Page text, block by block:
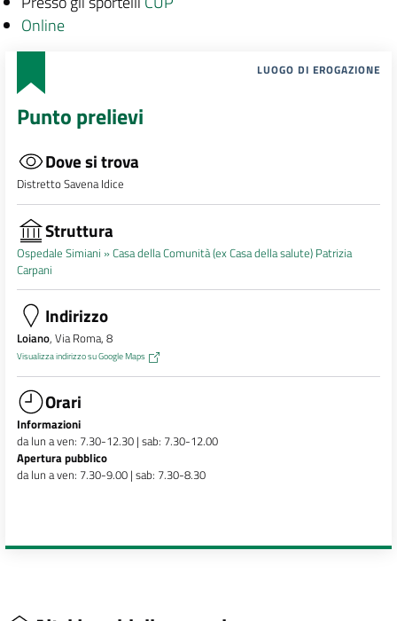
Online
LUOGO DI EROGAZIONE
Punto prelievi
Dove si trova
Distretto Savena Idice
Struttura
Ospedale Simiani »Casa della Comunità (ex Casa della salute) Patrizia
Carpani
Indirizzo
Loiano, Via Roma, 8
Visualizza indirizzo su Google Maps
Orari
Informazioni
da lun a ven: 7.30-12.30 | sab: 7.30-12.00
Apertura pubblico
da lun a ven: 7.30-9.00 | sab: 7.30-8.30